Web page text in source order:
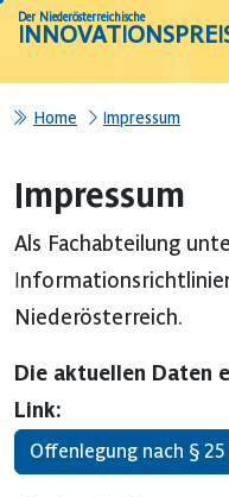
Der Niederösterreichische
Home Impressum
Impressum
Als Fachabteilung
Niederösterreich.
Die aktuellen Daten
Link:
Offenlegung nach §